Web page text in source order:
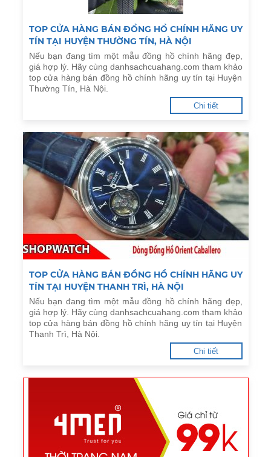
TOP CỬA HÀNG BÁN ĐỒNG HỒ CHÍNH HÃNG UY
TÍN TẠI HUYỆN THƯỜNG TÍN, HÀ NỘI
Nếu bạn đang tìm một mẫu đồng hồ chính hãng đẹp,
giá hợp lý. Hãy cùng danhsachcuahang.com tham khảo
top cửa hàng bán đồng hồ chính hãng uy tín tại Huyện
Thường Tín, Hà Nội.
Chi tiết
TOP CỬA HÀNG BÁN ĐỒNG HỒ CHÍNH HÃNG UY
TÍN TẠI HUYỆN THANH TRÌ, HÀ NỘI
Nếu bạn đang tìm một mẫu đồng hồ chính hãng đẹp,
giá hợp lý. Hãy cùng danhsachcuahang.com tham khảo
top cửa hàng bán đồng hồ chính hãng uy tín tại Huyện
Thanh Trì, Hà Nội.
Chi tiết